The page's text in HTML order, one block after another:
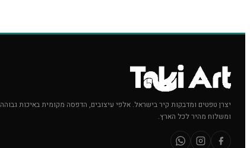
יצרן טפטים ומדבקות קיר בישראל. אלפי עיצובים, הדפסה מקומית באיכות גבוהה
ומשלוח מהיר לכל הארץ.